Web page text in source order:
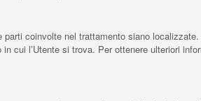
coinvolte nel trattamento siano
cui l’Utente si trova. Per ottenere ulteriori